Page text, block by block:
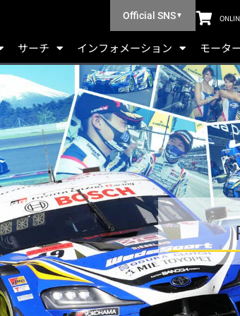
Official SNS▼
サーチ インフォメーション モータ